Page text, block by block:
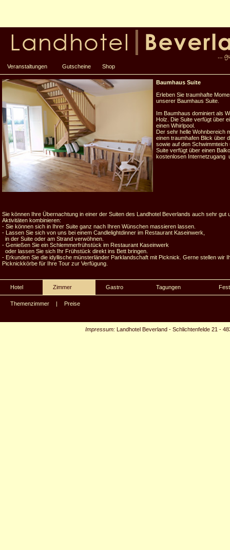
Veranstaltungen Gutscheine Shop
Baumhaus Suite
Erleben Sie traumhafte
unserer Baumhaus Suite.
Im Baumhaus dominiert als
Holz. Die Suite verfügt über
einen Whirlpool.
Der sehr helle Wohnbereich
einen traumhafen Blick über
sowie auf den
Suite verfügt über einen
kostenlosen Internetzugang
Sie können Ihre Übernachtung in einer der Suiten des Landhotel Beverlands auch sehr gut
Aktivitäten kombinieren:
- Sie können sich in Ihrer Suite ganz nach Ihren Wünschen massieren lassen.
- Lassen Sie sich von uns bei einem Candlelightdinner im Restaurant Kaseinwerk,
in der Suite oder am Strand verwöhnen.
- Genießen Sie ein Schlemmerfrühstück im Restaurant Kaseinwerk
oder lassen Sie sich Ihr Frühstück direkt ins Bett bringen.
- Erkunden Sie die idyllische münsterländer Parklandschaft mit Picknick. Gerne stellen
Picknickkörbe für Ihre Tour zur Verfügung.
Hotel Zimmer Gastro Tagungen
Themenzimmer | Preise
Impressum: Landhotel Beverland- Schlichtenfelde 21 -